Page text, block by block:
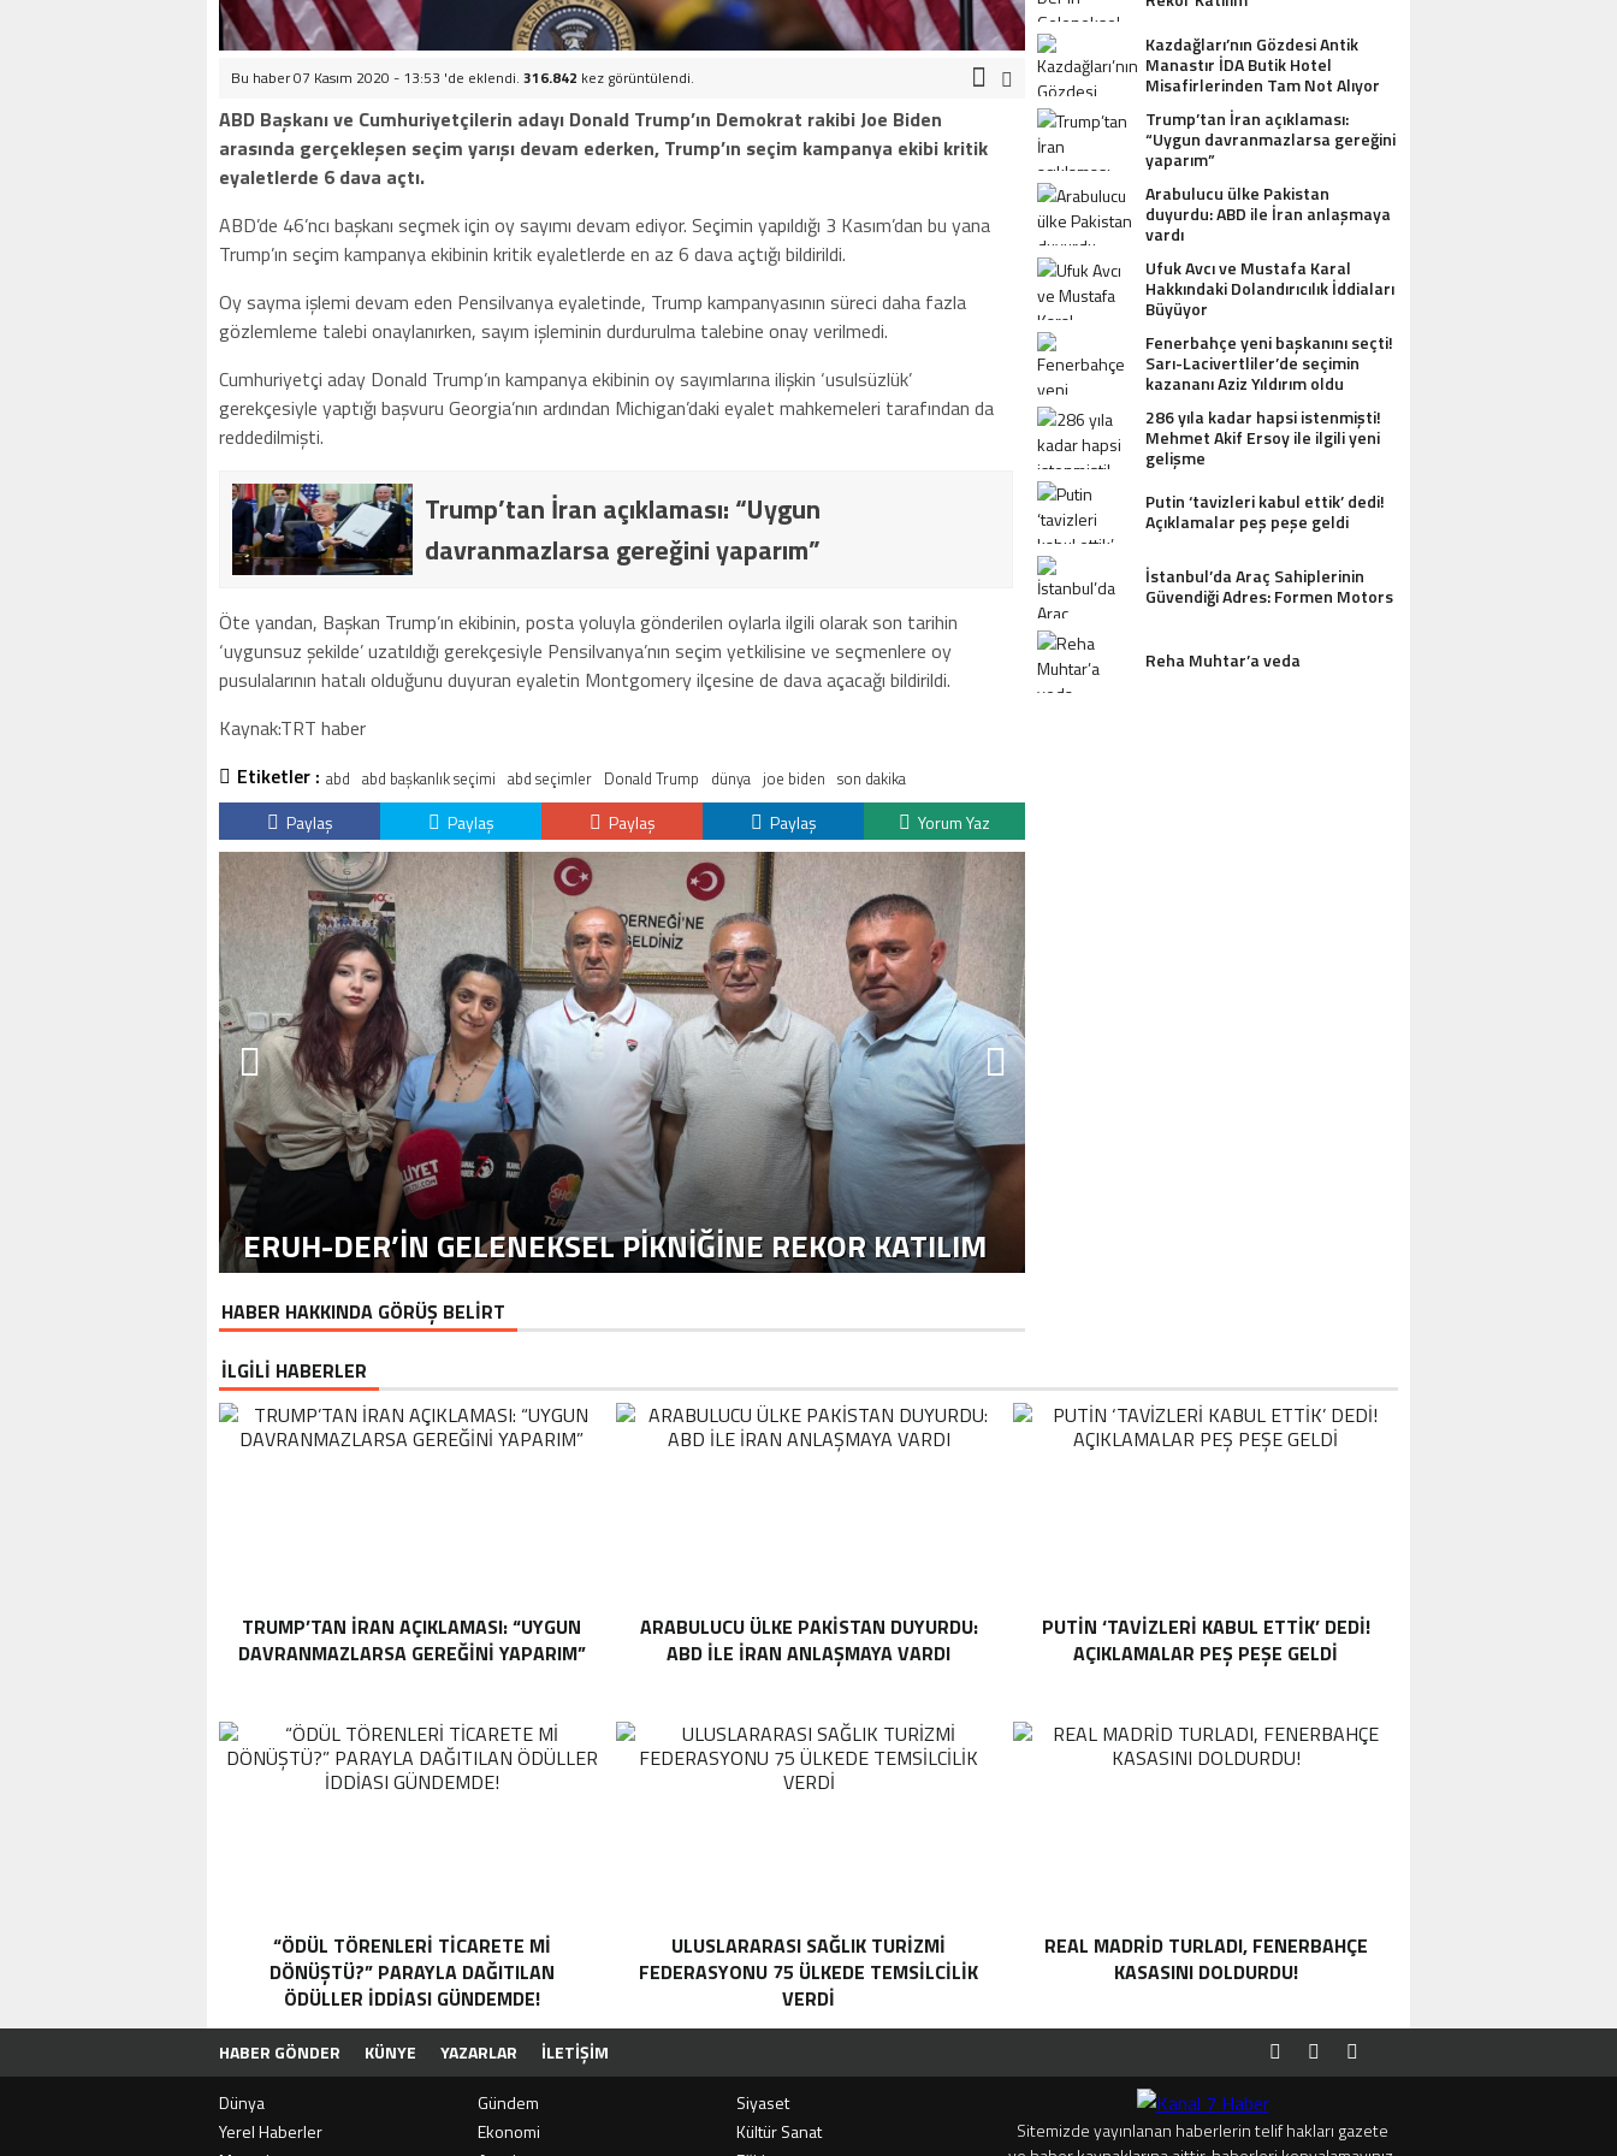
Bu haber 07 Kasım 2020 - 13:53 'de eklendi. 316.842 kez görüntülendi.
ABD Başkanı ve Cumhuriyetçilerin adayı Donald Trump’ın Demokrat rakibi Joe Biden
arasında gerçekleşen seçim yarışı devam ederken, Trump’ın seçim kampanya ekibi kritik
eyaletlerde 6 dava açtı.
ABD’de 46’ncı başkanı seçmek için oy sayımı devam ediyor. Seçimin yapıldığı 3 Kasım’dan bu yana
Trump’ın seçim kampanya ekibinin kritik eyaletlerde en az 6 dava açtığı bildirildi.
Oy sayma işlemi devam eden Pensilvanya eyaletinde, Trump kampanyasının süreci daha fazla
gözlemleme talebi onaylanırken, sayım işleminin durdurulma talebine onay verilmedi.
Cumhuriyetçi aday Donald Trump’ın kampanya ekibinin oy sayımlarına ilişkin ‘usulsüzlük’
gerekçesiyle yaptığı başvuru Georgia’nın ardından Michigan’daki eyalet mahkemeleri tarafından da
reddedilmişti.
Trump’tan İran açıklaması: “Uygun
davranmazlarsa gereğini yaparım”
Öte yandan, Başkan Trump’ın ekibinin, posta yoluyla gönderilen oylarla ilgili olarak son tarihin
‘uygunsuz şekilde’ uzatıldığı gerekçesiyle Pensilvanya’nın seçim yetkilisine ve seçmenlere oy
pusulalarının hatalı olduğunu duyuran eyaletin Montgomery ilçesine de dava açacağı bildirildi.
Kaynak:TRT haber
Etiketler : abd abd başkanlık seçimi abd seçimler Donald Trump dünya joe biden son dakika
Paylaş Paylaş Paylaş Paylaş Yorum Yaz
ERUH-DER’IN GELENEKSEL PIKNIĞINE REKOR KATILIM
HABER HAKKINDA GÖRÜŞ BELİRT
Kazdağları’nın Gözdesi Antik
Manastır İDA Butik Hotel
Misafirlerinden Tam Not Alıyor
Trump’tan İran açıklaması:
“Uygun davranmazlarsa gereğini
yaparım”
Arabulucu ülke Pakistan
duyurdu: ABD ile İran anlaşmaya
vardı
Ufuk Avcı ve Mustafa Karal
Hakkındaki Dolandırıcılık İddiaları
Büyüyor
Fenerbahçe yeni başkanını seçti!
Sarı-Lacivertliler’de seçimin
kazananı Aziz Yıldırım oldu
286 yıla kadar hapsi istenmişti!
Mehmet Akif Ersoy ile ilgili yeni
gelişme
Putin ‘tavizleri kabul ettik’ dedi!
Açıklamalar peş peşe geldi
İstanbul’da Araç Sahiplerinin
Güvendiği Adres: Formen Motors
Reha Muhtar’a veda
İLGİLİ HABERLER
TRUMP’TAN İRAN AÇIKLAMASI: “UYGUN
DAVRANMAZLARSA GEREĞINI YAPARIM”
ARABULUCU ÜLKE PAKISTAN DUYURDU:
ABD ILE İRAN ANLAŞMAYA VARDI
PUTIN ‘TAVIZLERI KABUL ETTIK’ DEDI!
AÇIKLAMALAR PEŞ PEŞE GELDI
“ÖDÜL TÖRENLERİ TİCARETE Mİ
DÖNÜŞTÜ?” PARAYLA DAĞITILAN
ÖDÜLLER IDDIASI GÜNDEMDE!
ULUSLARARASI SAĞLIK TURIZMI
FEDERASYONU 75 ÜLKEDE TEMSILCILIK
VERDI
REAL MADRID TURLADI, FENERBAHÇE
KASASINI DOLDURDU!
HABER GÖNDER KÜNYE YAZARLAR
İLETIŞIM
Dünya
Gündem
Siyaset
Yerel Haberler
Ekonomi
Kültür Sanat
Sitemizde yayınlanan haberlerin telif hakları gazete